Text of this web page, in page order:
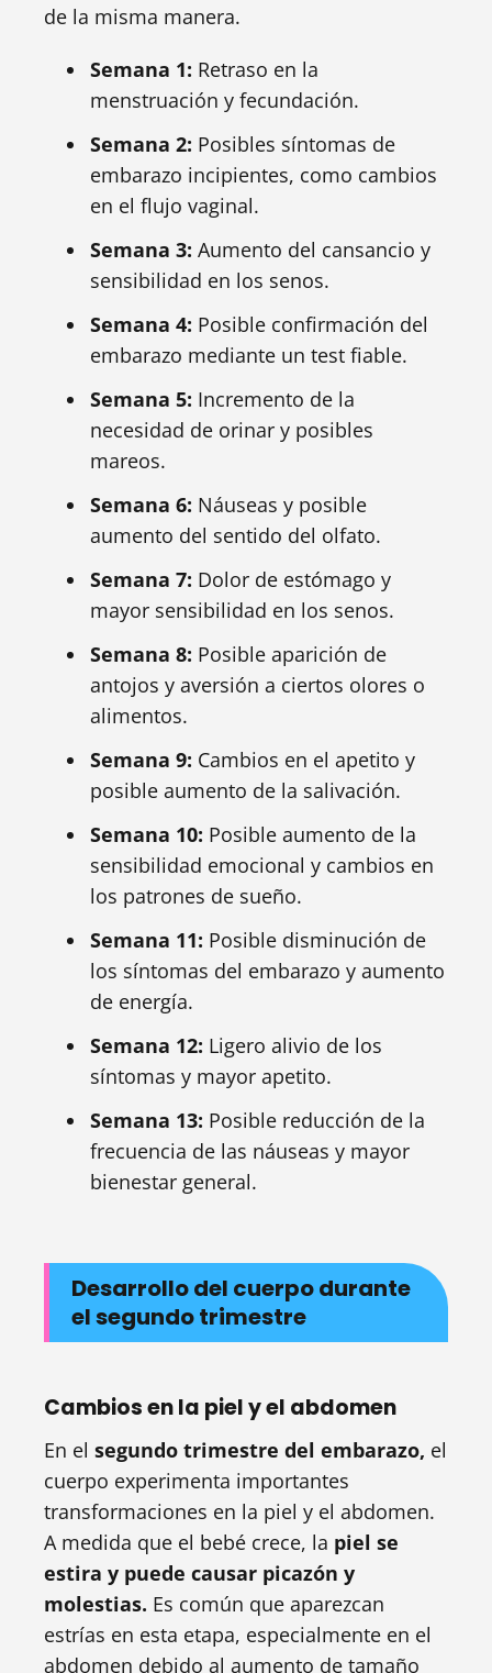
de la misma manera.
Semana 1: Retraso en la
menstruación y fecundación.
Semana 2: Posibles síntomas de
embarazo incipientes, como cambios
en el flujo vaginal.
Semana 3: Aumento del cansancio y
sensibilidad en los senos.
Semana 4: Posible confirmación del
embarazo mediante un test fiable.
Semana 5: Incremento de la
necesidad de orinar y posibles
mareos.
Semana 6: Náuseas y posible
aumento del sentido del olfato.
Semana 7: Dolor de estómago y
mayor sensibilidad en los senos.
Semana 8: Posible aparición de
antojos y aversión a ciertos olores o
alimentos.
Semana 9: Cambios en el apetito y
posible aumento de la salivación.
Semana 10: Posible aumento de la
sensibilidad emocional y cambios en
los patrones de sueño.
Semana 11: Posible disminución de
los síntomas del embarazo y aumento
de energía.
Semana 12: Ligero alivio de los
síntomas y mayor apetito.
Semana 13: Posible reducción de la
frecuencia de las náuseas y mayor
bienestar general.
Desarrollo del cuerpo durante
el segundo trimestre
Cambios en la piel y el abdomen
En el segundo trimestre del embarazo, el
cuerpo experimenta importantes
transformaciones en la piel y el abdomen.
A medida que el bebé crece, la piel se
estira y puede causar picazón y
molestias. Es común que aparezcan
estrías en esta etapa, especialmente en el
abdomen debido al aumento de tamaño